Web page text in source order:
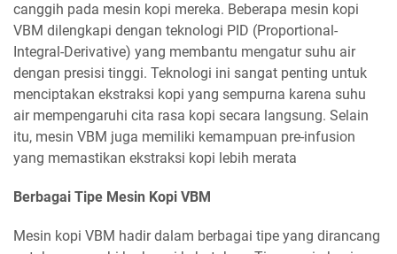
canggih pada mesin kopi mereka. Beberapa mesin kopi
VBM dilengkapi dengan teknologi PID (Proportional-
Integral-Derivative) yang membantu mengatur suhu air
dengan presisi tinggi. Teknologi ini sangat penting untuk
menciptakan ekstraksi kopi yang sempurna karena suhu
air mempengaruhi cita rasa kopi secara langsung. Selain
itu, mesin VBM juga memiliki kemampuan pre-infusion
yang memastikan ekstraksi kopi lebih merata
Berbagai Tipe Mesin Kopi VBM
Mesin kopi VBM hadir dalam berbagai tipe yang dirancang